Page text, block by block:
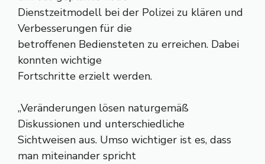
Dienstzeitmodell bei der Polizei zu klären und
Verbesserungen für die
betroffenen Bediensteten zu erreichen. Dabei
konnten wichtige
Fortschritte erzielt werden.
„Veränderungen lösen naturgemäß
Diskussionen und unterschiedliche
Sichtweisen aus. Umso wichtiger ist es, dass
man miteinander spricht